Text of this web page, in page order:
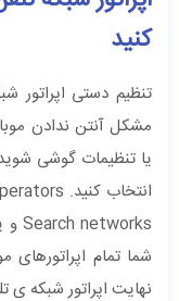
کنید
تنظیم دستی اپراتور
شما تمام
نهایت اپراتور شبکه ی